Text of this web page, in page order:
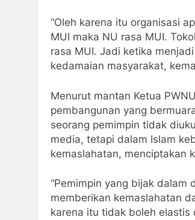
“Oleh karena itu organisasi
MUI maka NU rasa MUI.
rasa MUI. Jadi ketika
kedamaian masyarakat,
Menurut mantan Ketua
pembangunan yang
seorang pemimpin tidak
media, tetapi dalam Islam
kemaslahatan, menciptakan
“Pemimpin yang bijak
memberikan kemaslahatan
karena itu tidak boleh elastis